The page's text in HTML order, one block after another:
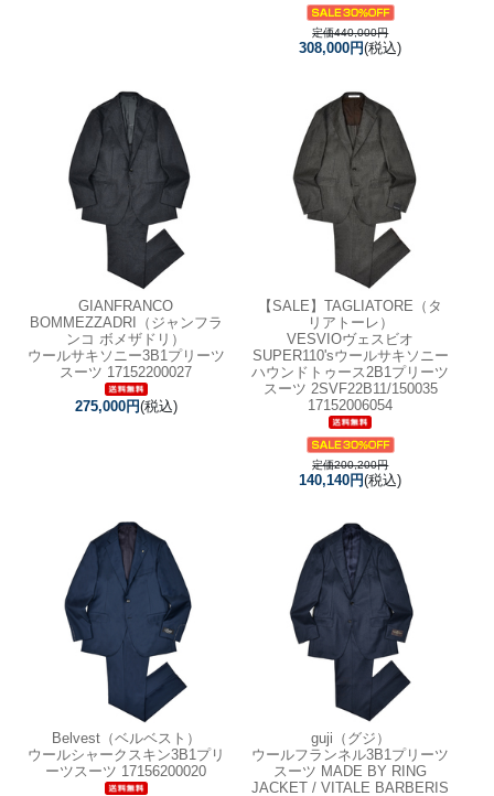
定価440,000円
308,000円(税込)
GIANFRANCO
BOMMEZZADRI（ジャンフラ
ンコ ボメザドリ）
ウールサキソニー3B1プリーツ
スーツ 17152200027
275,000円(税込)
【SALE】TAGLIATORE（タ
リアトーレ）
VESVIOヴェスビオ
SUPER110'sウールサキソニー
ハウンドトゥース2B1プリーツ
スーツ 2SVF22B11/150035
17152006054
定価200,200円
140,140円(税込)
Belvest（ベルベスト）
ウールシャークスキン3B1プリ
ーツスーツ 17156200020
guji（グジ）
ウールフランネル3B1プリーツ
スーツ MADE BY RING
JACKET / VITALE BARBERIS